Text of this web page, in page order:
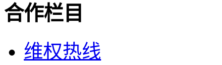
合作栏目
维权热线